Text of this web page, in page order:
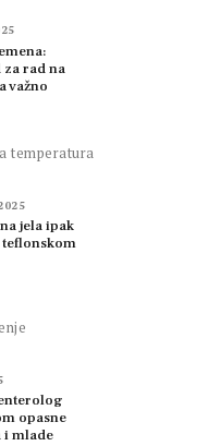
rad na
važno
jela ipak
opasne
i mlade